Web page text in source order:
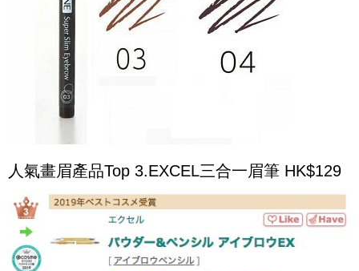
人氣畫眉產品Top 3.EXCEL三合一眉筆 HK$129